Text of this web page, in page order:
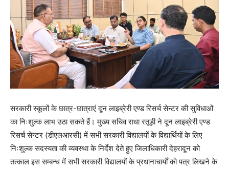
सरकारी स्कूलों के छात्र-छात्राएं दून लाइब्रेरी एण्ड रिसर्च सेन्टर की सुविधाओं
का निःशुल्क लाभ उठा सकते हैं। मुख्य सचिव राधा रतूड़ी ने दून लाइब्रेरी एण्ड
रिसर्च सेन्टर (डीएलआरसी) में सभी सरकारी विद्यालयों के विद्यार्थियों के लिए
निःशुल्क सदस्यता की व्यवस्था के निर्देश देते हुए जिलाधिकारी देहरादून को
तत्काल इस सम्बन्ध में सभी सरकारी विद्यालयों के प्रधानाचार्यों को पत्र लिखने के